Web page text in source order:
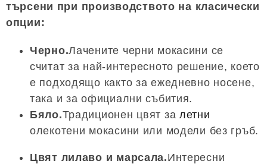
търсени при производството на класически
опции:
Черно.Лачените черни мокасини се
считат за най-интересното решение, което
е подходящо както за ежедневно носене,
така и за официални събития.
Бяло.Традиционен цвят залетни
олекотени мокасини или модели без гръб.
Цвят лилаво и марсала.Интересни